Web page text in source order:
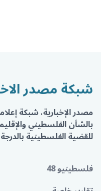
شبكة مصدر
مصدر الإخبارية، شبكة
بالشأن الفلسطيني
للقضية الفلسطينية بالدرجة
فلسطينيو 48